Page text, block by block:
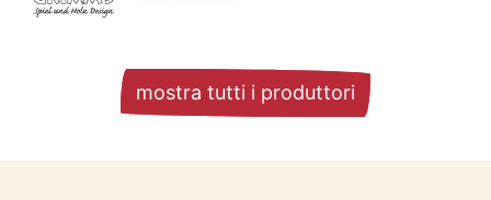
mostra tutti i produttori